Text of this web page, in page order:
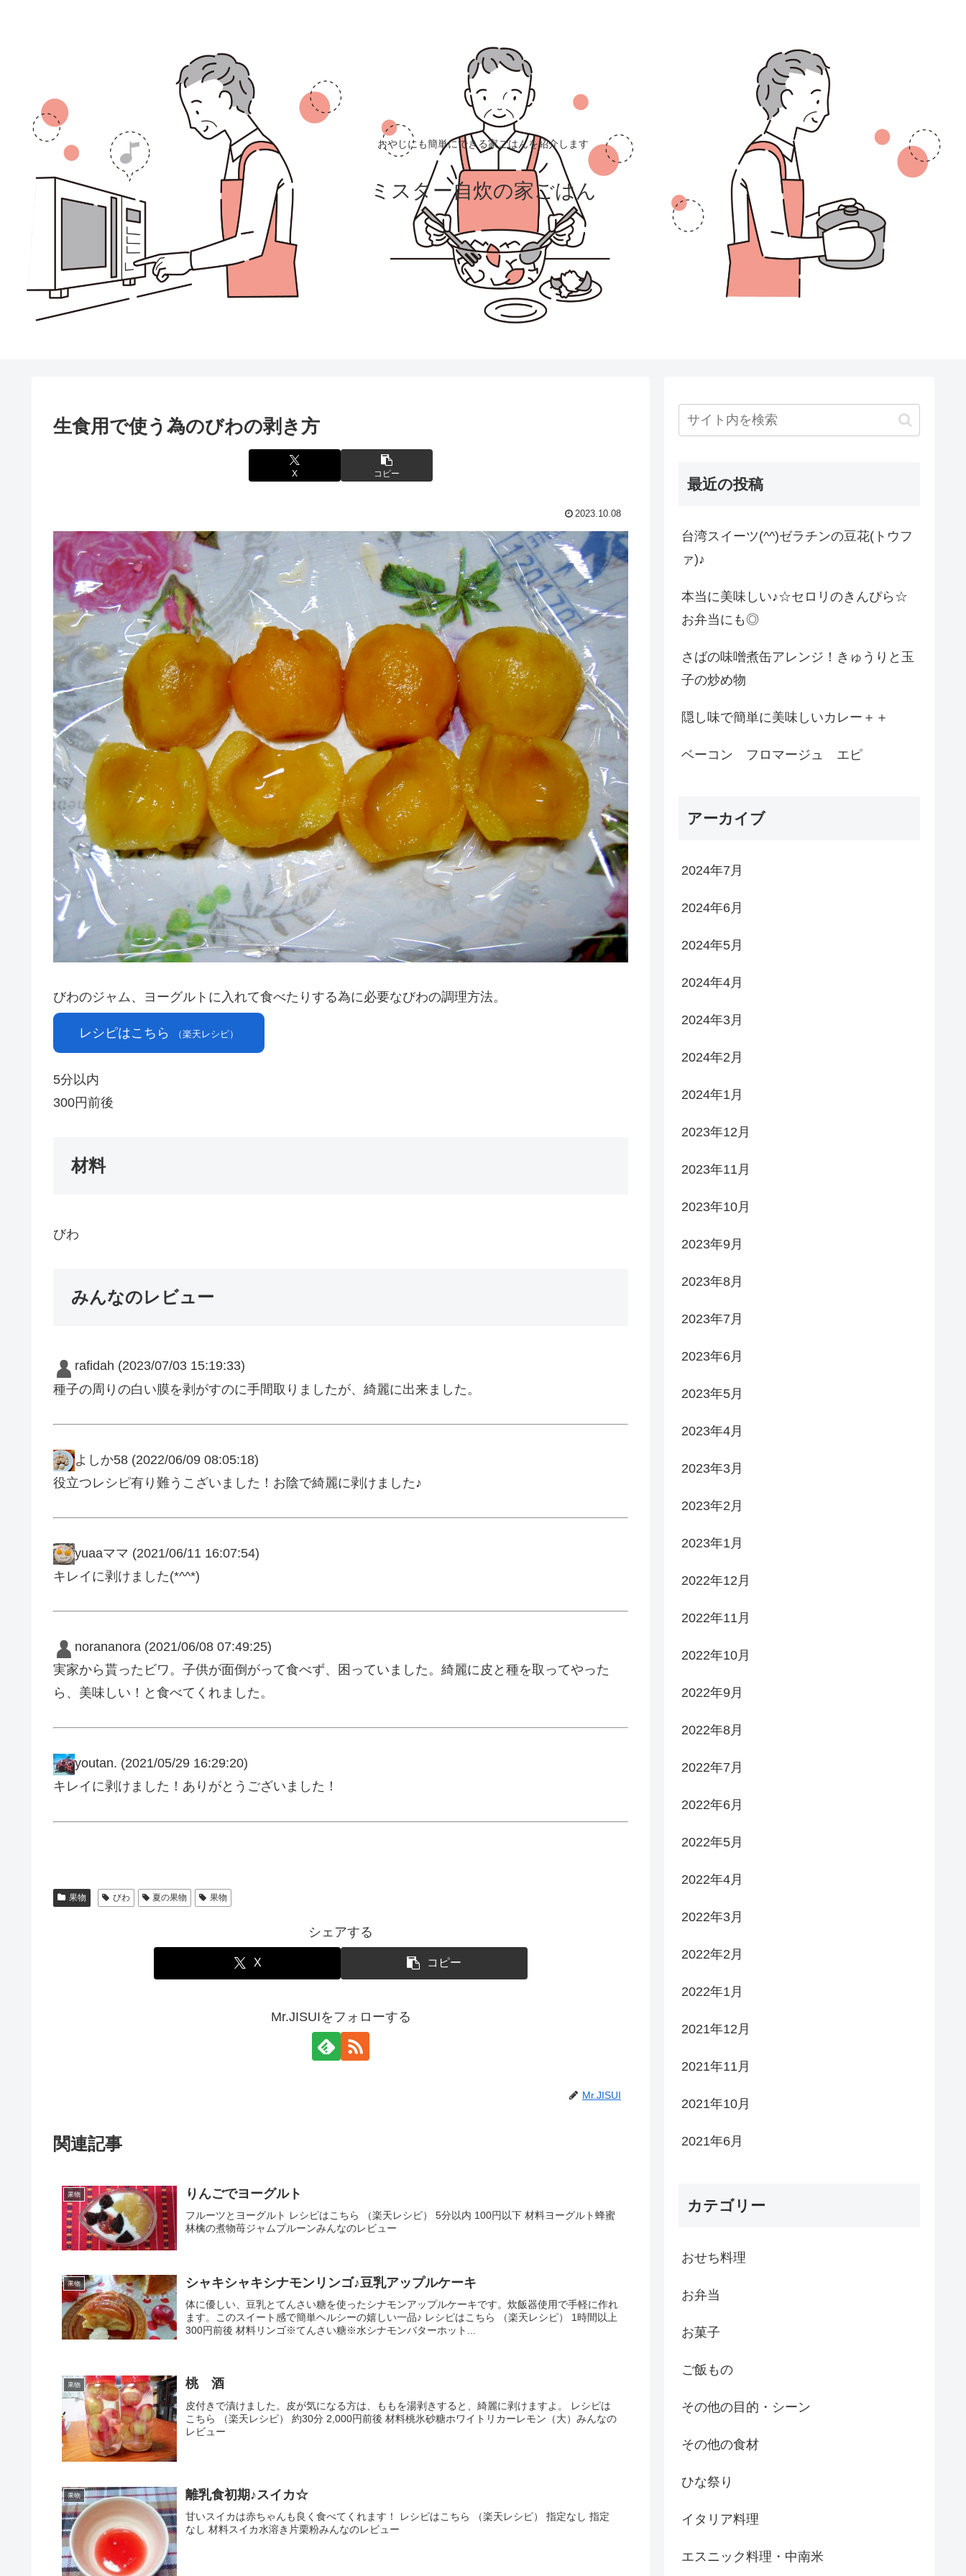
おやじにも簡単にできる家ごはんを紹介します
ミスター自炊の家ごはん
生食用で使う為のびわの剥き方
X コピー
2023.10.08
びわのジャム、ヨーグルトに入れて食べたりする為に必要なびわの調理方法。
レシピはこちら （楽天レシピ）
5分以内
300円前後
材料
びわ
みんなのレビュー
rafidah (2023/07/03 15:19:33)
種子の周りの白い膜を剥がすのに手間取りましたが、綺麗に出来ました。
よしか58 (2022/06/09 08:05:18)
役立つレシピ有り難うこざいました！お陰で綺麗に剥けました♪
yuaaママ (2021/06/11 16:07:54)
キレイに剥けました(*^^*)
norananora (2021/06/08 07:49:25)
実家から貰ったビワ。子供が面倒がって食べず、困っていました。綺麗に皮と種を取ってやった
ら、美味しい！と食べてくれました。
youtan. (2021/05/29 16:29:20)
キレイに剥けました！ありがとうございました！
果物 びわ 夏の果物 果物
シェアする
X コピー
Mr.JISUIをフォローする
Mr.JISUI
関連記事
果物 りんごでヨーグルト
フルーツとヨーグルト レシピはこちら （楽天レシピ） 5分以内 100円以下 材料ヨーグルト蜂蜜
林檎の煮物苺ジャムプルーンみんなのレビュー
果物 シャキシャキシナモンリンゴ♪豆乳アップルケーキ
体に優しい、豆乳とてんさい糖を使ったシナモンアップルケーキです。炊飯器使用で手軽に作れ
ます。このスイート感で簡単ヘルシーの嬉しい一品♪ レシピはこちら （楽天レシピ） 1時間以上
300円前後 材料リンゴ※てんさい糖※水シナモンバターホット...
果物 桃 酒
皮付きで漬けました。皮が気になる方は、ももを湯剥きすると、綺麗に剥けますよ。 レシピは
こちら （楽天レシピ） 約30分 2,000円前後 材料桃氷砂糖ホワイトリカーレモン（大）みんなの
レビュー
果物 離乳食初期♪スイカ☆
甘いスイカは赤ちゃんも良く食べてくれます！ レシピはこちら （楽天レシピ） 指定なし 指定
なし 材料スイカ水溶き片栗粉みんなのレビュー
最近の投稿
台湾スイーツ(^^)ゼラチンの豆花(トウフ
ァ)♪
本当に美味しい♪☆セロリのきんぴら☆
お弁当にも◎
さばの味噌煮缶アレンジ！きゅうりと玉
子の炒め物
隠し味で簡単に美味しいカレー＋＋
ベーコン フロマージュ エピ
アーカイブ
2024年7月
2024年6月
2024年5月
2024年4月
2024年3月
2024年2月
2024年1月
2023年12月
2023年11月
2023年10月
2023年9月
2023年8月
2023年7月
2023年6月
2023年5月
2023年4月
2023年3月
2023年2月
2023年1月
2022年12月
2022年11月
2022年10月
2022年9月
2022年8月
2022年7月
2022年6月
2022年5月
2022年4月
2022年3月
2022年2月
2022年1月
2021年12月
2021年11月
2021年10月
2021年6月
カテゴリー
おせち料理
お弁当
お菓子
ご飯もの
その他の目的・シーン
その他の食材
ひな祭り
イタリア料理
エスニック料理・中南米